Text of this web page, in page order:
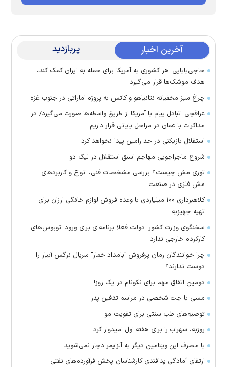
آخرین اخبار پربازدید
حاجی‌بابایی: هر کشوری به آمریکا برای حمله به ایران کمک کند،
هدف موشک‌ها قرار می‌گیرد
چراغ سبز مخفیانه نتانیاهو و کاتس به پروژه اماراتی در جنوب غزه
عراقچی: تبادل پیام با آمریکا از طریق واسطه‌ها صورت می‌گیرد/ در
مذاکرات با عمان در مراحل پایانی قرار داریم
استقلال بازیکنی در حد رامین پیدا نخواهد کرد
شروع ماجراجویی مهاجم اسبق استقلال در لیگ دو
توری مش چیست؟ بررسی مشخصات فنی، انواع و کاربردهای
مش فلزی در صنعت
کلاهبرداری ۱۰۰ میلیاردی با وعده فروش لوازم خانگی ارزان برای
تهیه جهیزیه
سخنگوی وزارت کشور: دولت فعلا برنامه‌ای برای ورود اتوبوس‌های
کارکرده خارجی ندارد
چرا خوانندگان رمان پرفروش "بامداد خمار" سریال نرگس آبیار را
دوست ندارند؟
دومین اتفاق مهم برای نکونام در یک روز!
مسی با جت شخصی در مراسم تدفین پدر
توصیه‌های طب سنتی برای تقویت مو
روزبه، سهراب را برای هفته اول امیدوار کرد
با مصرف این ویتامین دیگر به آلزایمر دچار نمی‌شوید
ارتقای آمادگی پدافندی کارشناسان پخش فرآورده‌های نفتی